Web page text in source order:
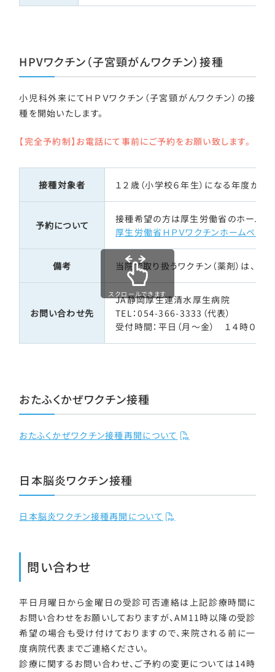
HPVワクチン（子宮頸がんワクチン）接種
小児科外来にてＨＰＶワクチン（子宮頸がんワクチン）の接
種を開始いたします。
【完全予約制】お電話にて事前にご予約をお願い致します。
接種対象者 １２歳（小学校６年生）になる年度か
予約について
接種希望の方は厚生労働省のホームペ
厚生労働省ＨＰＶワクチンホームページ
備考 当院で取り扱うワクチン（薬剤）は、９
お問い合わせ先
JA静岡厚生連清水厚生病院
TEL：054-366-3333（代表）
受付時間：平日（月～金） １４時００
スクロールできます
おたふくかぜワクチン接種
おたふくかぜワクチン接種再開について
日本脳炎ワクチン接種
日本脳炎ワクチン接種再開について
問い合わせ
平日月曜日から金曜日の受診可否連絡は上記診療時間に
お問い合わせをお願いしておりますが、AM11時以降の受診
希望の場合も受け付けておりますので、来院される前に一
度病院代表までご連絡ください。
診療に関するお問い合わせ、ご予約の変更については14時